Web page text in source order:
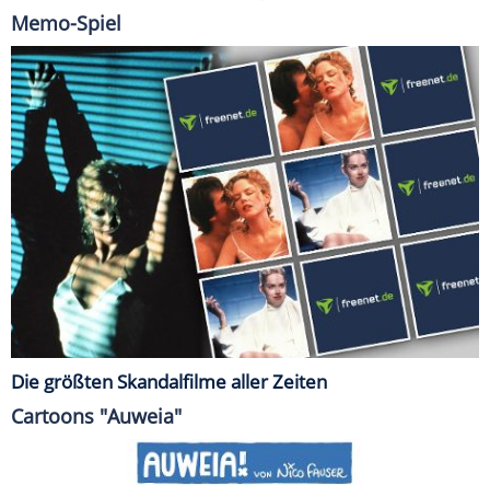
Memo-Spiel
Die größten Skandalfilme aller Zeiten
Cartoons "Auweia"